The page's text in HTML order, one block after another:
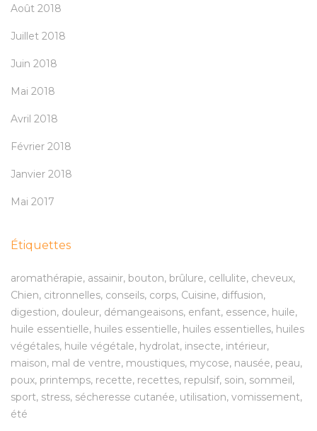
Août 2018
Juillet 2018
Juin 2018
Mai 2018
Avril 2018
Février 2018
Janvier 2018
Mai 2017
Étiquettes
aromathérapie assainir bouton brûlure cellulite cheveux
Chien citronnelles conseils corps Cuisine diffusion
digestion douleur démangeaisons enfant essence huile
huile essentielle huiles essentielle huiles essentielles huiles
végétales huile végétale hydrolat insecte intérieur
maison mal de ventre moustiques mycose nausée peau
poux printemps recette recettes repulsif soin sommeil
sport stress sécheresse cutanée utilisation vomissement
été